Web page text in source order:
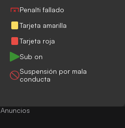
Penalti fallado
Tarjeta amarilla
Tarjeta roja
Sub on
Suspensión por mala
conducta
Anuncios